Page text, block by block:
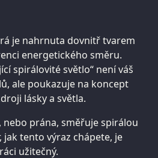
je nahrnuta dovnitř tvarem
energetického směru.
spirálovité světlo“ není váš
ale poukazuje na koncept
lásky a světla.
nebo prána, směřuje spirálou
jak tento výraz chápete, je
užitečný.